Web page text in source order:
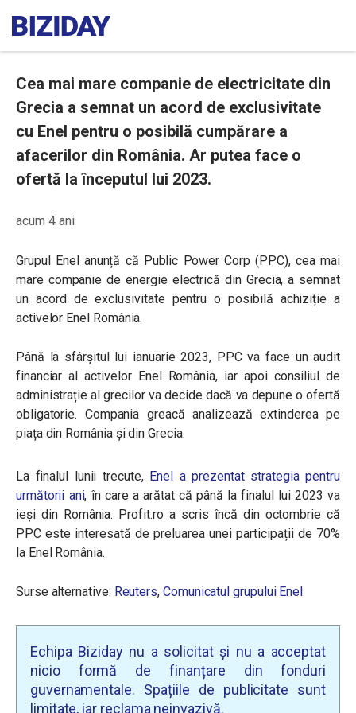
Cea mai mare companie de electricitate din
Grecia a semnat un acord de exclusivitate
cu Enel pentru o posibilă cumpărare a
afacerilor din România. Ar putea face o
ofertă la începutul lui 2023.
acum 4 ani
Grupul Enel anunță că Public Power Corp (PPC), cea mai
mare companie de energie electrică din Grecia, a semnat
un acord de exclusivitate pentru o posibilă achiziție a
activelor Enel România.
Până la sfârșitul lui ianuarie 2023, PPC va face un audit
financiar al activelor Enel România, iar apoi consiliul de
administrație al grecilor va decide dacă va depune o ofertă
obligatorie. Compania greacă analizează extinderea pe
piața din România și din Grecia.
La finalul lunii trecute, Enel a prezentat strategia pentru
următorii ani, în care a arătat că până la finalul lui 2023 va
ieși din România. Profit.ro a scris încă din octombrie că
PPC este interesată de preluarea unei participații de 70%
la Enel România.
Surse alternative: Reuters, Comunicatul grupului Enel
Echipa Biziday nu a solicitat și nu a acceptat
nicio formă de finanțare din fonduri
guvernamentale. Spațiile de publicitate sunt
limitate, iar reclama neinvazivă.